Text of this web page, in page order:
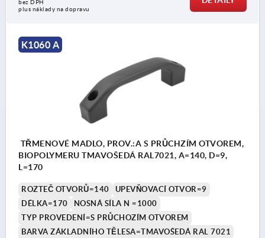
bez DPH
plus náklady na dopravu
K1060 A
TŘMENOVÉ MADLO, PROV.:A S PRŮCHZÍM OTVOREM,
BIOPOLYMERU TMAVOŠEDÁ RAL7021, A=140, D=9,
L=170
ROZTEČ OTVORŮ=140
UPEVŇOVACÍ OTVOR=9
DÉLKA=170
NOSNÁ SÍLA N =1000
TYP PROVEDENÍ=S PRŮCHOZÍM OTVOREM
BARVA ZÁKLADNÍHO TĚLESA=TMAVOŠEDÁ RAL 7021